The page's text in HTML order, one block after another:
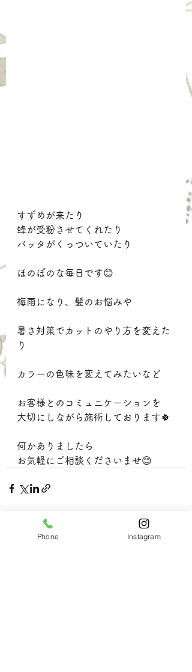
すずめが来たり
蜂が受粉させてくれたり
バッタがくっついていたり
ほのぼのな毎日です😊
梅雨になり、髪のお悩みや
暑さ対策でカットのやり方を変えた
り
カラーの色味を変えてみたいなど
お客様とのコミュニケーションを
大切にしながら施術しております🍀
何かありましたら
お気軽にご相談くださいませ😊
最新記事Phone Instagram